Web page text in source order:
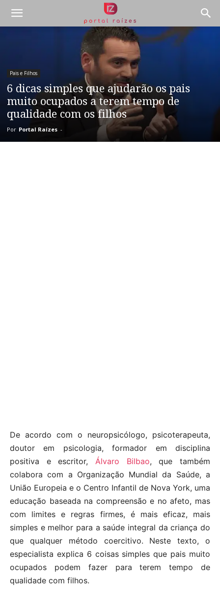
Pais e Filhos
6 dicas simples que ajudarão os pais
muito ocupados a terem tempo de
qualidade com os filhos
Por Portal Raízes -
De acordo com o neuropsicólogo, psicoterapeuta,
doutor em psicologia, formador em disciplina
positiva e escritor, Álvaro Bilbao, que também
colabora com a Organização Mundial da Saúde, a
União Europeia e o Centro Infantil de Nova York, uma
educação baseada na compreensão e no afeto, mas
com limites e regras firmes, é mais eficaz, mais
simples e melhor para a saúde integral da criança do
que qualquer método coercitivo. Neste texto, o
especialista explica 6 coisas simples que pais muito
ocupados podem fazer para terem tempo de
qualidade com filhos.